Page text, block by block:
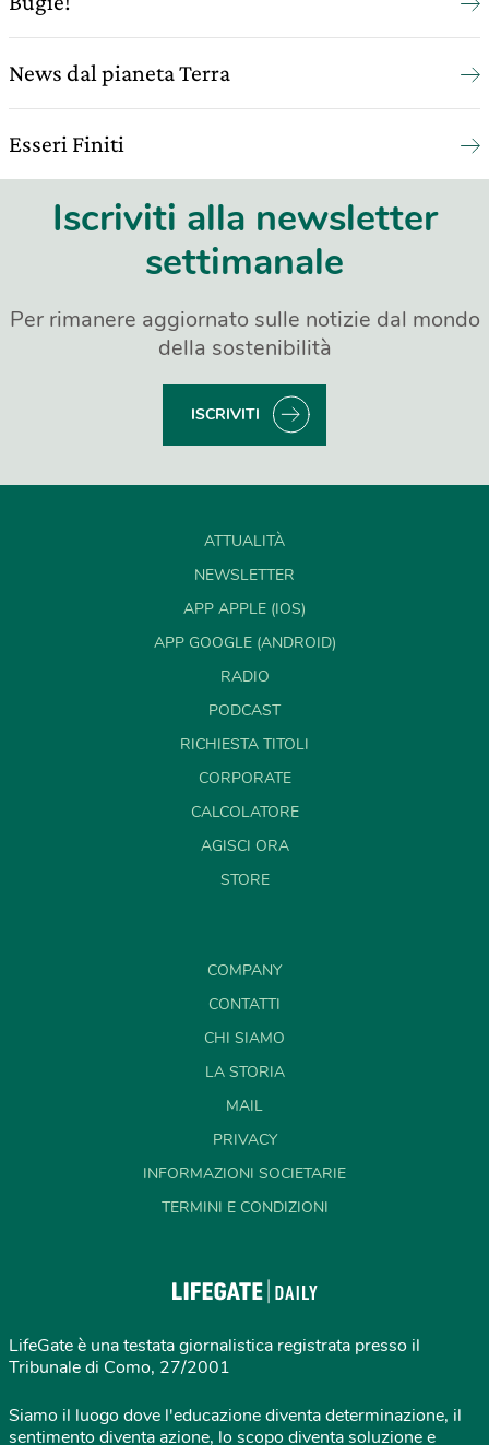
News dal pianeta Terra
Esseri Finiti
Iscriviti alla newsletter
settimanale
Per rimanere aggiornato sulle notizie dal mondo
della sostenibilità
ISCRIVITI
ATTUALITÀ
NEWSLETTER
APP APPLE (IOS)
APP GOOGLE (ANDROID)
RADIO
PODCAST
RICHIESTA TITOLI
CORPORATE
CALCOLATORE
AGISCI ORA
STORE
COMPANY
CONTATTI
CHI SIAMO
LA STORIA
MAIL
PRIVACY
INFORMAZIONI SOCIETARIE
TERMINI E CONDIZIONI
LifeGate è una testata giornalistica registrata presso il
Tribunale di Como, 27/2001
Siamo il luogo dove l'educazione diventa determinazione, il
sentimento diventa azione, lo scopo diventa soluzione e